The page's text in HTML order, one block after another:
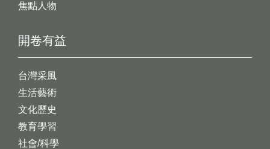
開卷有益
台灣采風
生活藝術
文化歷史
教育學習
社會/科學
焦點人物